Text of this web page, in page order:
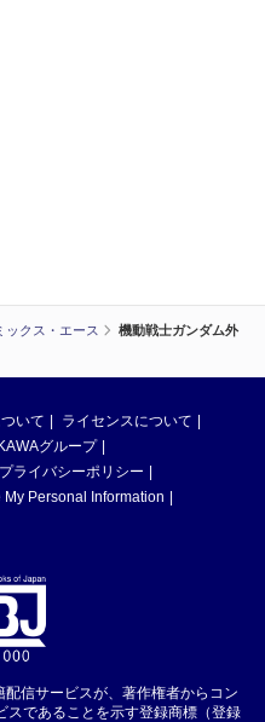
ックス・エース
機動戦士ガンダム外
いて
ライセンスについて
グループ
プライバシーポリシー
My Personal Information
信サービスが、著作権者からコン
スであることを示す登録商標（登録